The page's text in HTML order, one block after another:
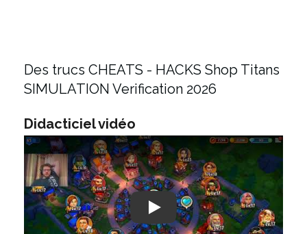
Des trucs CHEATS - HACKS Shop Titans
SIMULATION Verification 2026
Didacticiel vidéo
Play: Keynote (Google I/O '18)